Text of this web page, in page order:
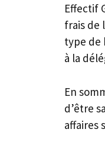
Effectif
frais de
type de
à la
En
d’être
affaires